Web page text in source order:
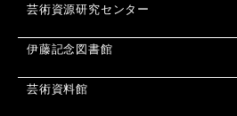
芸術資源研究センター
伊藤記念図書館
芸術資料館